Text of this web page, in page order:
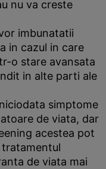
nu va creste
imbunatatii
in cazul in care
o stare avansata
in alte parti ale
simptome
de viata, dar
acestea pot
de viata mai